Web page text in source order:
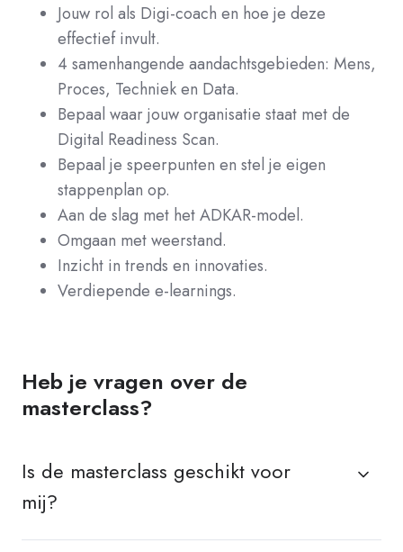
Jouw rol als Digi-coach en hoe je deze
effectief invult.
4 samenhangende aandachtsgebieden: Mens,
Proces, Techniek en Data.
Bepaal waar jouw organisatie staat met de
Digital Readiness Scan.
Bepaal je speerpunten en stel je eigen
stappenplan op.
Aan de slag met het ADKAR-model.
Omgaan met weerstand.
Inzicht in trends en innovaties.
Verdiepende e-learnings.
Heb je vragen over de
masterclass?
Is de masterclass geschikt voor
mij?